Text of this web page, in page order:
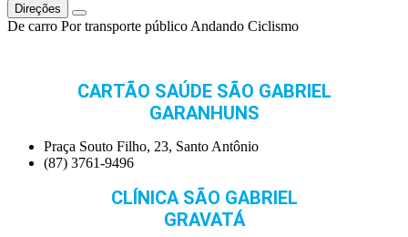
Direções
De carro Por transporte público Andando Ciclismo
CARTÃO SAÚDE SÃO GABRIEL
GARANHUNS
Praça Souto Filho, 23, Santo Antônio
(87) 3761-9496
CLÍNICA SÃO GABRIEL
GRAVATÁ